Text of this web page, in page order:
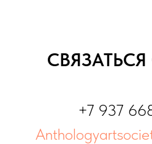
+7 937